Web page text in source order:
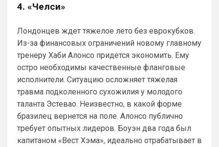
4. «Челси»
Лондонцев ждет тяжелое лето без еврокубков.
Из-за финансовых ограничений новому главному
тренеру Хаби Алонсо придется экономить. Ему
остро необходимы качественные фланговые
исполнители. Ситуацию осложняет тяжелая
травма подколенного сухожилия у молодого
таланта Эстевао. Неизвестно, в какой форме
бразилец вернется на поле. Алонсо публично
требует опытных лидеров. Боуэн два года был
капитаном «Вест Хэма», идеально отрабатывает в
Аристократ• 20:22
Так и в Вашу помойку он ни за что не пойдет,
нужно быть конченным отморозью, чтобы
выбрать этот клуб. Одно дело при РА,
Как там дела с трансфером Роджерса ?
Или Винисиуса ?Может есть успехи в
подписании Альвареса ?)Я смотрю
Арсенал прям магнит для туристов 😁
Аристократ
Челси даже сейчас привлекателен для
игроков , и без ЛЧ , и без спонсоров …
Потому что Челси это титулы , а Арсенал
это титул раз в 22 года